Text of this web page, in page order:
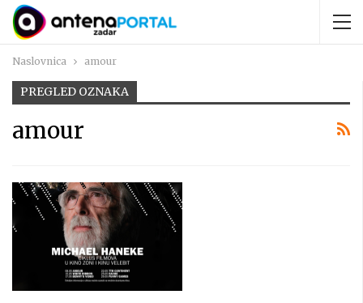
Naslovnica amour
PREGLED OZNAKA
amour